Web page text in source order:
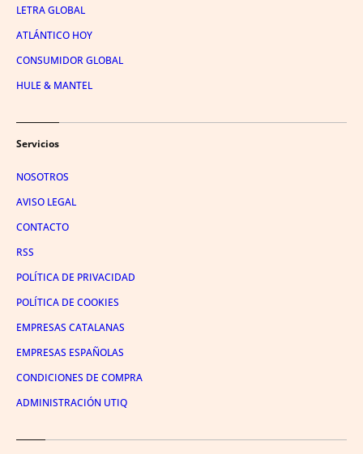
LETRA GLOBAL
ATLÁNTICO HOY
CONSUMIDOR GLOBAL
HULE & MANTEL
Servicios
NOSOTROS
AVISO LEGAL
CONTACTO
RSS
POLÍTICA DE PRIVACIDAD
POLÍTICA DE COOKIES
EMPRESAS CATALANAS
EMPRESAS ESPAÑOLAS
CONDICIONES DE COMPRA
ADMINISTRACIÓN UTIQ